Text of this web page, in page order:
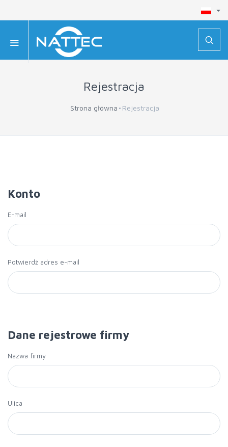
Rejestracja
Strona główna Rejestracja
Konto
E-mail
Potwierdź adres e-mail
Dane rejestrowe firmy
Nazwa firmy
Ulica